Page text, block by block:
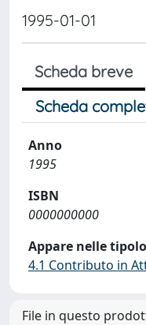
1995-01-01
Scheda breve
Scheda
Anno
1995
ISBN
0000000000
Appare nelle
4.1 Contributo in
File in questo